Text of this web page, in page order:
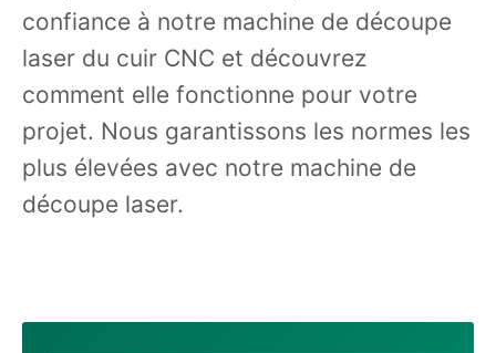
confiance à notre machine de découpe
laser du cuir CNC et découvrez
comment elle fonctionne pour votre
projet. Nous garantissons les normes les
plus élevées avec notre machine de
découpe laser.